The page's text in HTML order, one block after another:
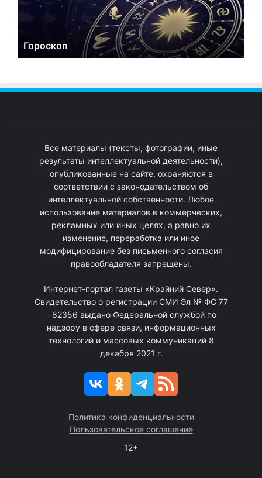
Гороскоп
Все материалы (тексты, фотографии, иные
результаты интеллектуальной деятельности),
опубликованные на сайте, охраняются в
соответствии с законодательством об
интеллектуальной собственности. Любое
использование материалов в коммерческих,
рекламных или иных целях, а равно их
изменение, переработка или иное
модифицирование без письменного согласия
правообладателя запрещены.
Интернет-портал газеты «Крайний Север».
Свидетельство о регистрации СМИ Эл № ФС 77
- 82356 выдано Федеральной службой по
надзору в сфере связи, информационных
технологий и массовых коммуникаций 8
декабря 2021 г.
Политика конфиденциальности
Пользовательское соглашение
12+